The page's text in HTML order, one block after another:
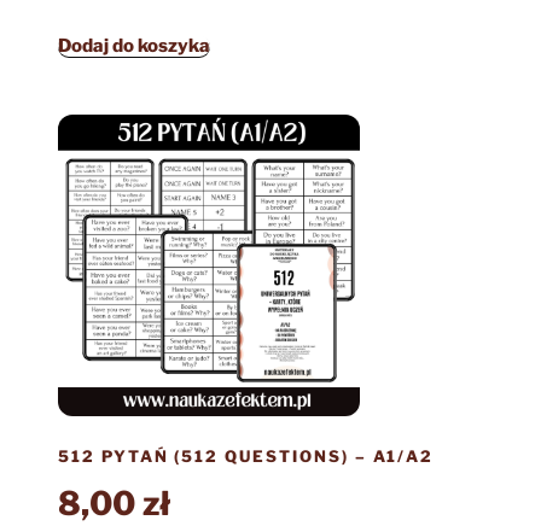
Dodaj do koszyka
512 PYTAŃ (512 QUESTIONS) – A1/A2
8,00zł